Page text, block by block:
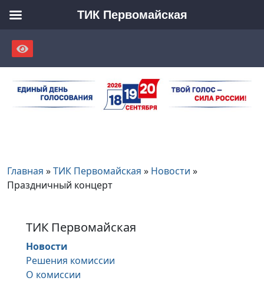
content
Главная »ТИК Первомайская » Новости »
Праздничный концерт
ТИК Первомайская
Новости
Решения комиссии
О комиссии
ТИК Первомайская